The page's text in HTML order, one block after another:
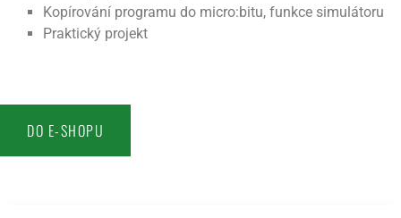
Kopírování programu do micro:bitu, funkce simulátoru
Praktický projekt
DO E-SHOPU